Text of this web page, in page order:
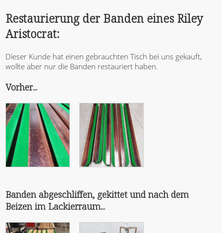
Restaurierung der Banden eines Riley
Aristocrat:
Dieser Kunde hat einen gebrauchten Tisch bei uns gekauft,
wollte aber nur die Banden restauriert haben.
Vorher...
Banden abgeschliffen, gekittet und nach dem
Beizen im Lackierraum...